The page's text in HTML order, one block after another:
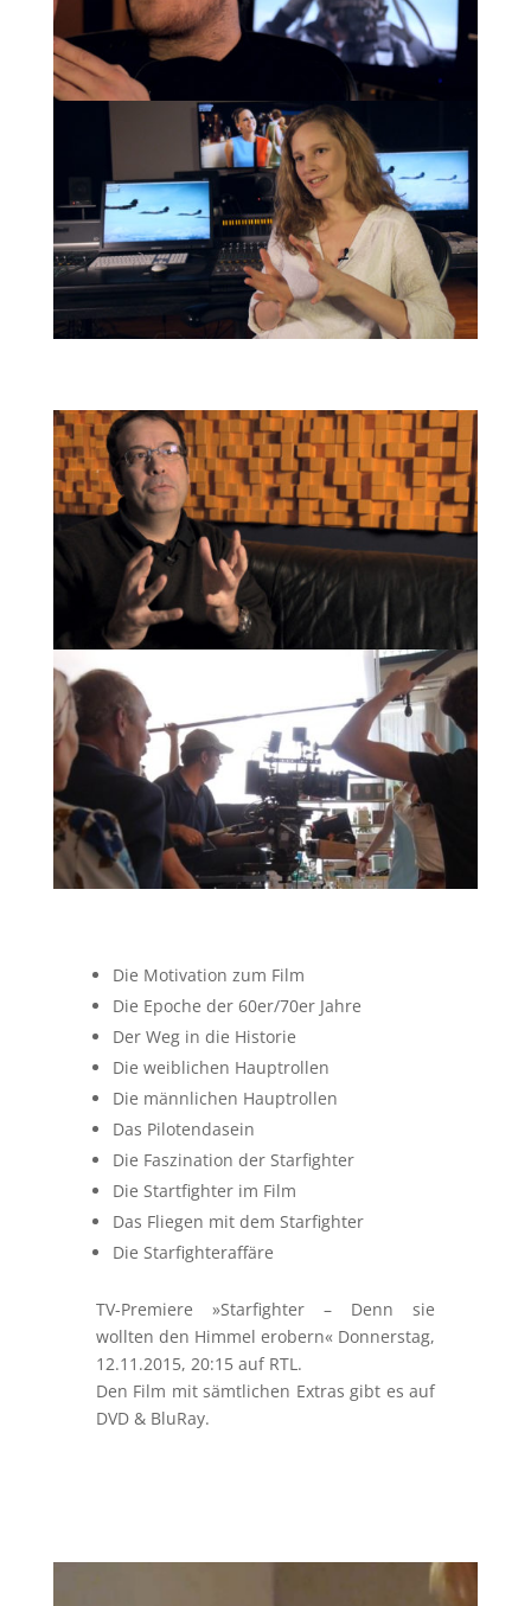
Die Motivation zum Film
Die Epoche der 60er/70er Jahre
Der Weg in die Historie
Die weiblichen Hauptrollen
Die männlichen Hauptrollen
Das Pilotendasein
Die Faszination der Starfighter
Die Startfighter im Film
Das Fliegen mit dem Starfighter
Die Starfighteraffäre
TV-Premiere »Starfighter – Denn sie
wollten den Himmel erobern« Donnerstag,
12.11.2015, 20:15 auf RTL.
Den Film mit sämtlichen Extras gibt es auf
DVD & BluRay.